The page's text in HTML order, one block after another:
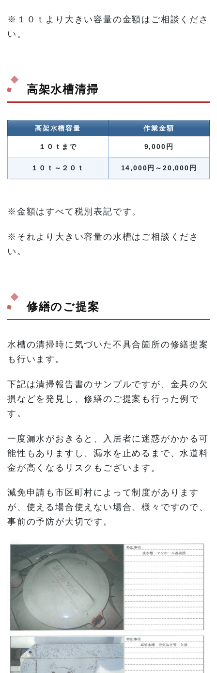
※１０ｔより大きい容量の金額はご相談くださ
い。
高架水槽清掃
高架水槽容量 作業金額
１０ｔまで 9,000円
１０ｔ～２０ｔ 14,000円～20,000円
※金額はすべて税別表記です。
※それより大きい容量の水槽はご相談くださ
い。
修繕のご提案
水槽の清掃時に気づいた不具合箇所の修繕提案
も行います。
下記は清掃報告書のサンプルですが、金具の欠
損などを発見し、修繕のご提案も行った例で
す。
一度漏水がおきると、入居者に迷惑がかかる可
能性もありますし、漏水を止めるまで、水道料
金が高くなるリスクもございます。
減免申請も市区町村によって制度があります
が、使える場合使えない場合、様々ですので、
事前の予防が大切です。